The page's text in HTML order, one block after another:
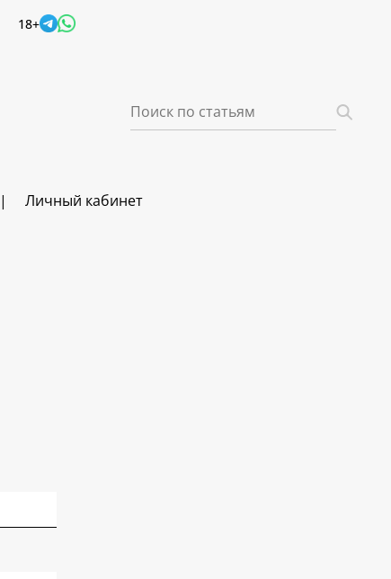
18+
Личный кабинет